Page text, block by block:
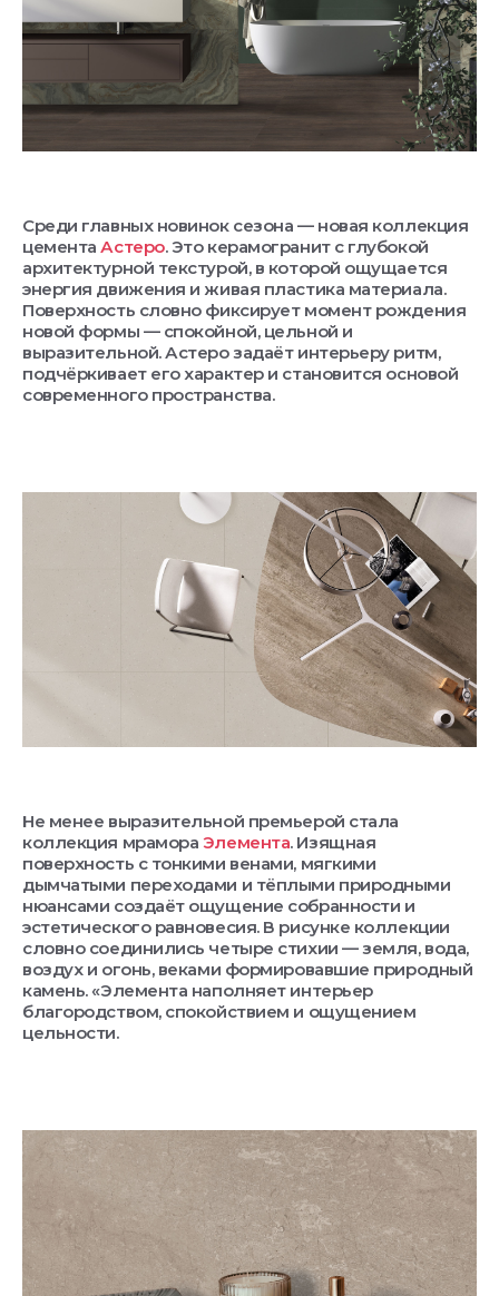
Среди главных новинок сезона — новая коллекция
цементаАстеро. Это керамогранит с глубокой
архитектурной текстурой, в которой ощущается
энергия движения и живая пластика материала.
Поверхность словно фиксирует момент рождения
новой формы — спокойной, цельной и
выразительной. Астеро задаёт интерьеру ритм,
подчёркивает его характер и становится основой
современного пространства.
Не менее выразительной премьерой стала
коллекция мрамора Элемента. Изящная
поверхность с тонкими венами, мягкими
дымчатыми переходами и тёплыми природными
нюансами создаёт ощущение собранности и
эстетического равновесия. В рисунке коллекции
словно соединились четыре стихии — земля, вода,
воздух и огонь, веками формировавшие природный
камень. «Элемента наполняет интерьер
благородством, спокойствием и ощущением
цельности.